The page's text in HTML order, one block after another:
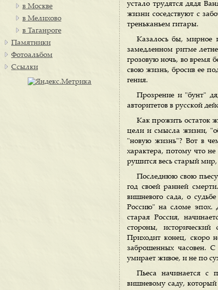
устало трудятся дядя
жизни соседствуют с
треньканьем гитары.
Казалось бы, мирное
замедленном ритме
грозовую ночь, во время
свою жизнь, бросив ее
гения.
Прозрение и "бунт"
авторитетов в русской
Как прожить остаток
цели и смысла жизни,
"новую жизнь"? Вот в
характера, потому что
рушится весь старый
Последнюю свою
год своей ранней
вишневого сада, о
Россию" на сломе эпох.
старая Россия,
стороны,
Приходит конец, скоро
заброшенных часовен. С
умирает живое, и не по
Пьеса начинается с
вишневому саду,
в Москве
в Мелихово
в Таганроге
Памятники
Фотоальбом
Ссылки